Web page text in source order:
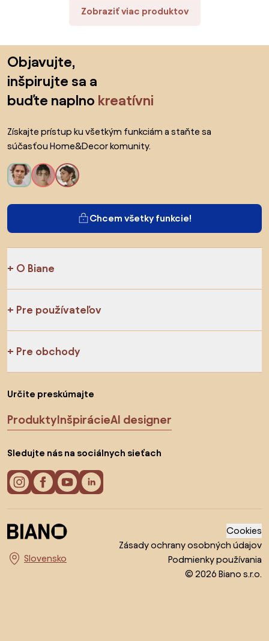
Zobraziť viac produktov
Objavujte,
inšpirujte sa a
buďte naplno kreatívni
Získajte prístup ku všetkým funkciám a staňte sa
súčasťou Home&Decor komunity.
Chcem všetky funkcie!
O Biane
Pre používateľov
Pre obchody
Určite preskúmajte
ProduktyInšpirácieAI designer
Sledujte nás na sociálnych sieťach
Vyberte krajinu
Cookies
Zásady ochrany osobných údajov
Podmienky používania
© 2026 Biano s.r.o.